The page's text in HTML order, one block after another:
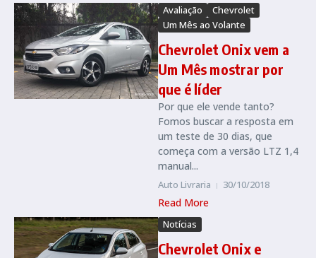
Avaliação
Chevrolet
Um Mês ao Volante
Chevrolet Onix vem a
Um Mês mostrar por
que é líder
Por que ele vende tanto?
Fomos buscar a resposta em
um teste de 30 dias, que
começa com a versão LTZ 1,4
manual...
Auto Livraria 30/10/2018
Read More
Notícias
Chevrolet Onix e